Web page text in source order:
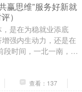
赢思维”服务好新就
）
是在为稳就业添底
强内生动力，还是在
段时间，一北一南，两
少网友点赞。 北京市
查看：137